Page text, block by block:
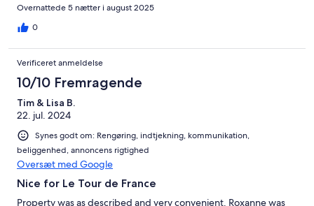
with little attention to details such as proper sized linens for the
bed and more comfortable pillows. Overall a great stay and
would come back again!
Overnattede 5 nætter i august 2025
0
Verificeret anmeldelse
10/10 Fremragende
Tim & Lisa B.
22. jul. 2024
Synes godt om: Rengøring, indtjekning, kommunikation,
beliggenhed, annoncens rigtighed
Oversæt med Google
Nice for Le Tour de France
Property was as described and very convenient. Roxanne was